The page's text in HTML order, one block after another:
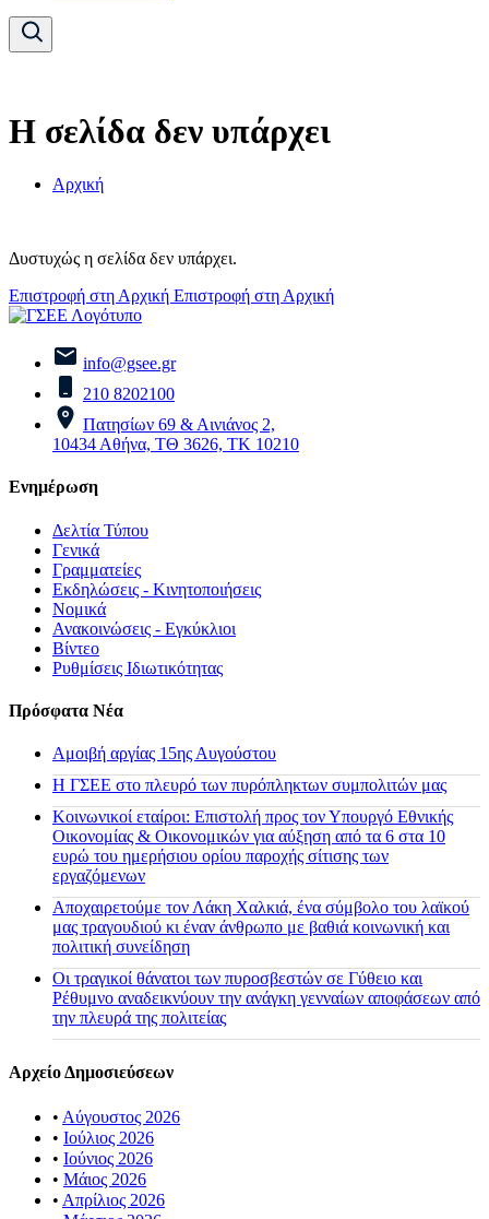
Η σελίδα δεν υπάρχει
Αρχική
Δυστυχώς η σελίδα δεν υπάρχει.
Επιστροφή στη Αρχική Επιστροφή στη Αρχική
info@gsee.gr
210 8202100
Πατησίων 69 & Αινιάνος 2,
10434 Αθήνα, ΤΘ 3626, ΤΚ 10210
Ενημέρωση
Δελτία Τύπου
Γενικά
Γραμματείες
Εκδηλώσεις - Κινητοποιήσεις
Νομικά
Ανακοινώσεις - Εγκύκλιοι
Βίντεο
Ρυθμίσεις Ιδιωτικότητας
Πρόσφατα Νέα
Αμοιβή αργίας 15ης Αυγούστου
H ΓΣΕΕ στο πλευρό των πυρόπληκτων συμπολιτών μας
Κοινωνικοί εταίροι: Επιστολή προς τον Υπουργό Εθνικής
Οικονομίας & Οικονομικών για αύξηση από τα 6 στα 10
ευρώ του ημερήσιου ορίου παροχής σίτισης των
εργαζόμενων
Αποχαιρετούμε τον Λάκη Χαλκιά, ένα σύμβολο του λαϊκού
μας τραγουδιού κι έναν άνθρωπο με βαθιά κοινωνική και
πολιτική συνείδηση
Οι τραγικοί θάνατοι των πυροσβεστών σε Γύθειο και
Ρέθυμνο αναδεικνύουν την ανάγκη γενναίων αποφάσεων από
την πλευρά της πολιτείας
Αρχείο Δημοσιεύσεων
• Αύγουστος 2026
• Ιούλιος 2026
• Ιούνιος 2026
• Μάιος 2026
• Απρίλιος 2026